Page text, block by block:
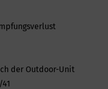
der Outdoor-Unit